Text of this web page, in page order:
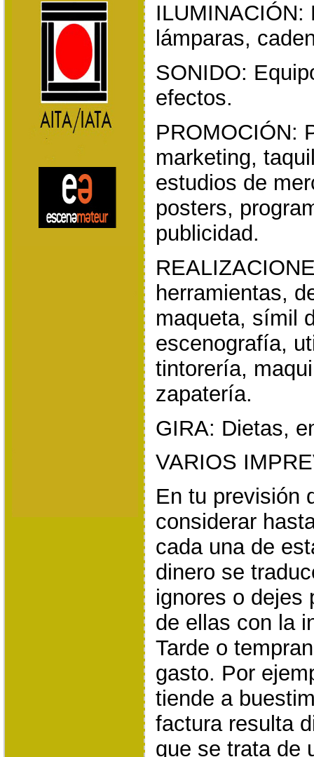
ILUMINACIÓN:
lámparas,
SONIDO:
efectos.
PROMOCIÓN:
marketing,
estudios de
posters,
publicidad.
herramientas,
maqueta, símil
escenografía,
tintorería,
zapatería.
GIRA: Dietas,
VARIOS
En tu previsión
considerar
cada una de
dinero se
ignores o dejes
de ellas con la
Tarde o
gasto. Por
tiende a
factura resulta
que se trata de